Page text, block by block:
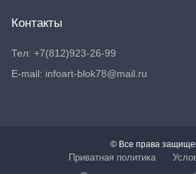
Контакты
Тел: +7(812)923-26-99
E-mail: infoart-blok78@mail.ru
© Все права
Приватная политика